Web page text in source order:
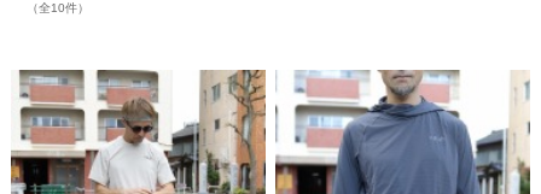
（全10件）